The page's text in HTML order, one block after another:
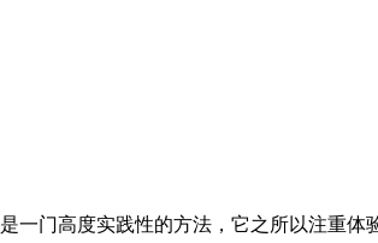
一门高度实践性的方法，它之所以注重